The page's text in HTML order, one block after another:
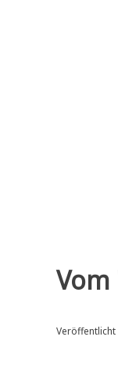
Vom
Veröffentlicht